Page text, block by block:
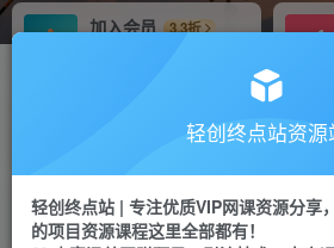
加入会员
3.3折
推广返佣高达70%
投稿专区 免费
教程必须完整详细
轻创终点站资源
轻创终点站 | 专注优质VIP网课资源分享
的项目资源课程这里全部都有！